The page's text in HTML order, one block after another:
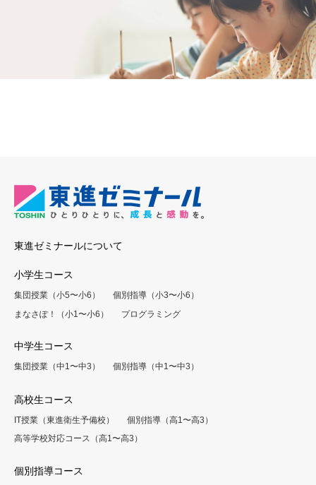
東進ゼミナールについて
小学生コース
集団授業（小5〜小6）
個別指導（小3〜小6）
まなさぽ！（小1〜小6）
プログラミング
中学生コース
集団授業（中1〜中3） 個別指導（中1〜中3）
高校生コース
IT授業（東進衛生予備校）
個別指導（高1〜高3）
高等学校対応コース（高1〜高3）
個別指導コース